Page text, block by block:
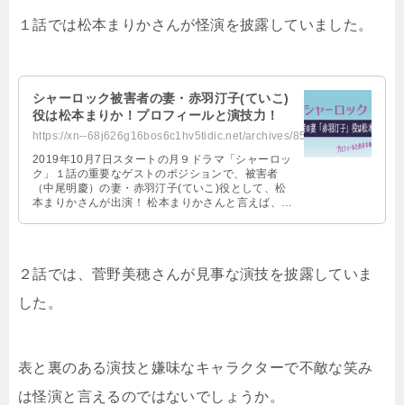
１話では松本まりかさんが怪演を披露していました。
シャーロック被害者の妻・赤羽汀子(ていこ)
役は松本まりか！プロフィールと演技力！
https://xn--68j626g16bos6c1hv5tidic.net/archives/8559
2019年10月7日スタートの月９ドラマ「シャーロッ
ク」１話の重要なゲストのポジションで、被害者
（中尾明慶）の妻・赤羽汀子(ていこ)役として、松
本まりかさんが出演！ 松本まりかさんと言えば、演
２話では、菅野美穂さんが見事な演技を披露していま
した。
表と裏のある演技と嫌味なキャラクターで不敵な笑み
は怪演と言えるのではないでしょうか。